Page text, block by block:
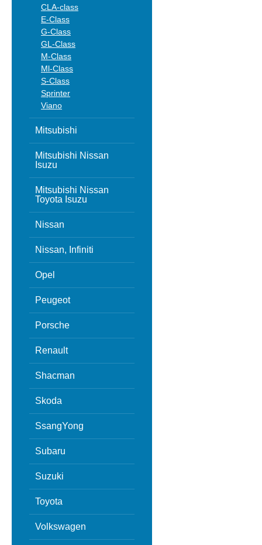
CLA-class
E-Class
G-Class
GL-Class
M-Class
Ml-Class
S-Class
Sprinter
Viano
Mitsubishi
Mitsubishi Nissan
Isuzu
Mitsubishi Nissan
Toyota Isuzu
Nissan
Nissan, Infiniti
Opel
Peugeot
Porsche
Renault
Shacman
Skoda
SsangYong
Subaru
Suzuki
Toyota
Volkswagen